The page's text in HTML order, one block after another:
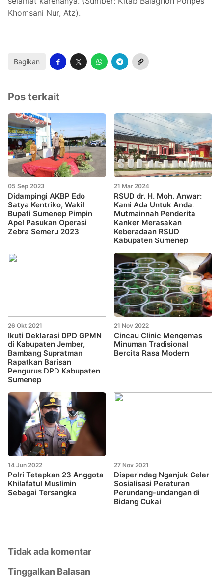
Khomsani Nur, Atz).
Bagikan
Pos terkait
05 Sep 2023
Didampingi AKBP Edo
Satya Kentriko, Wakil
Bupati Sumenep Pimpin
Apel Pasukan Operasi
Zebra Semeru 2023
21 Mar 2024
RSUD dr. H. Moh. Anwar:
Kami Ada Untuk Anda,
Mutmainnah Penderita
Kanker Merasakan
Keberadaan RSUD
Kabupaten Sumenep
26 Okt 2021
Ikuti Deklarasi DPD GPMN
di Kabupaten Jember,
Bambang Supratman
Rapatkan Barisan
Pengurus DPD Kabupaten
Sumenep
21 Nov 2022
Cincau Clinic Mengemas
Minuman Tradisional
Bercita Rasa Modern
14 Jun 2022
Polri Tetapkan 23 Anggota
Khilafatul Muslimin
Sebagai Tersangka
27 Nov 2021
Disperindag Nganjuk Gelar
Sosialisasi Peraturan
Perundang-undangan di
Bidang Cukai
Tidak ada komentar
Tinggalkan Balasan